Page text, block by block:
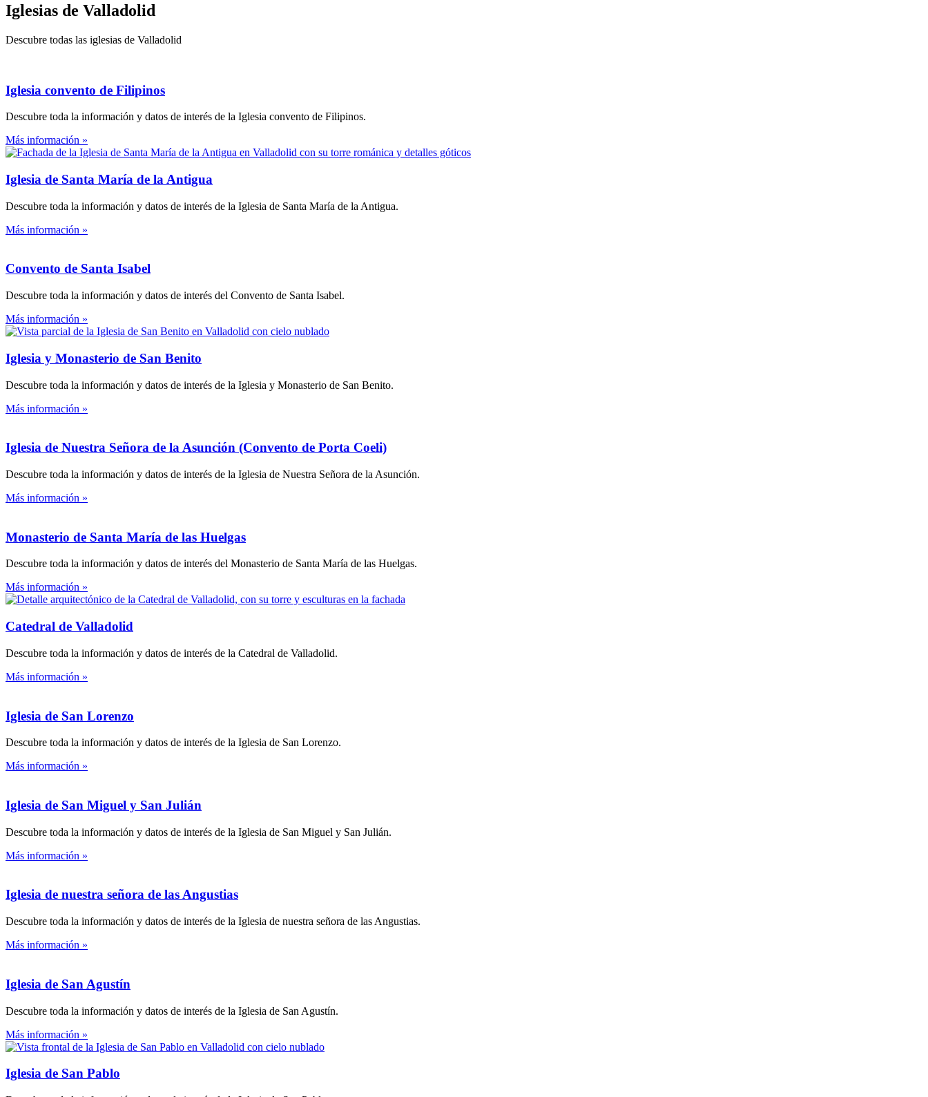
Iglesias de Valladolid
Descubre todas las iglesias de Valladolid
Iglesia convento de Filipinos
Descubre toda la información y datos de interés de la Iglesia convento de Filipinos.
Más información »
Iglesia de Santa María de la Antigua
Descubre toda la información y datos de interés de la Iglesia de Santa María de la Antigua.
Más información »
Convento de Santa Isabel
Descubre toda la información y datos de interés del Convento de Santa Isabel.
Más información »
Iglesia y Monasterio de San Benito
Descubre toda la información y datos de interés de la Iglesia y Monasterio de San Benito.
Más información »
Iglesia de Nuestra Señora de la Asunción (Convento de Porta Coeli)
Descubre toda la información y datos de interés de la Iglesia de Nuestra Señora de la Asunción.
Más información »
Monasterio de Santa María de las Huelgas
Descubre toda la información y datos de interés del Monasterio de Santa María de las Huelgas.
Más información »
Catedral de Valladolid
Descubre toda la información y datos de interés de la Catedral de Valladolid.
Más información »
Iglesia de San Lorenzo
Descubre toda la información y datos de interés de la Iglesia de San Lorenzo.
Más información »
Iglesia de San Miguel y San Julián
Descubre toda la información y datos de interés de la Iglesia de San Miguel y San Julián.
Más información »
Iglesia de nuestra señora de las Angustias
Descubre toda la información y datos de interés de la Iglesia de nuestra señora de las Angustias.
Más información »
Iglesia de San Agustín
Descubre toda la información y datos de interés de la Iglesia de San Agustín.
Más información »
Iglesia de San Pablo